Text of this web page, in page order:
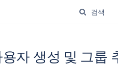
자 생성 및 그룹